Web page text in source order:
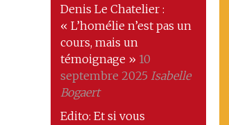
Denis Le Chatelier :
« L’homélie n’est pas un
cours, mais un
témoignage » 10
septembre 2025 Isabelle
Bogaert
Edito: Et si vous